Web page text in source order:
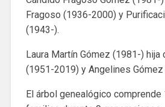
Fragoso (1936-2000) y
(1943-).
Laura Martín Gómez (1981-) hija
(1951-2019) y Angelines Gómez
El árbol genealógico comprende